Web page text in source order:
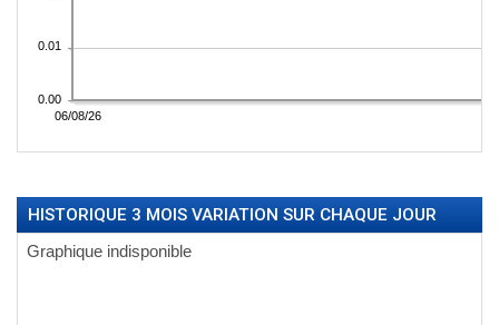
HISTORIQUE 3 MOIS VARIATION SUR CHAQUE JOUR